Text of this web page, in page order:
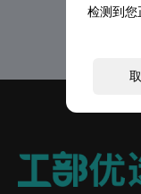
检测到您